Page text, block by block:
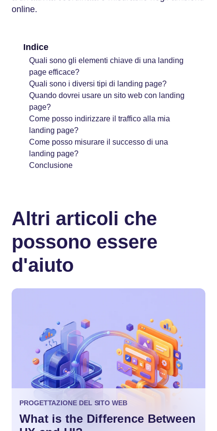
online.
Indice
Quali sono gli elementi chiave di una landing
page efficace?
Quali sono i diversi tipi di landing page?
Quando dovrei usare un sito web con landing
page?
Come posso indirizzare il traffico alla mia
landing page?
Come posso misurare il successo di una
landing page?
Conclusione
Altri articoli che
possono essere
d'aiuto
PROGETTAZIONE DEL SITO WEB
What is the Difference Between